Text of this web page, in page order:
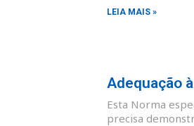
LEIA MAIS »
Adequação
Esta Norma
precisa